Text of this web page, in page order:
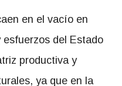
en el vacío en
del Estado
productiva y
ya que en la